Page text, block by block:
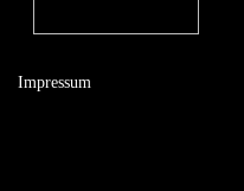
Impressum